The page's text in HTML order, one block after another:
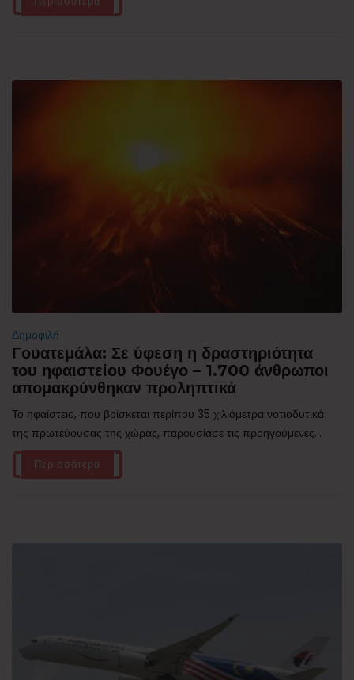
Δημοφιλή
Γουατεμάλα: Σε ύφεση η δραστηριότητα
του ηφαιστείου Φουέγο – 1.700 άνθρωποι
απομακρύνθηκαν προληπτικά
Το ηφαίστειο, που βρίσκεται περίπου 35 χιλιόμετρα νοτιοδυτικά
της πρωτεύουσας της χώρας, παρουσίασε τις προηγούμενες...
Περισσότερα